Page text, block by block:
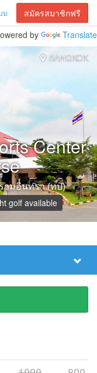
บ สมัครสมาชิกฟรี
by
Translate
BANGKOK
Center
มอินทรา (ทบ)
golf available
Select
Tee
Time